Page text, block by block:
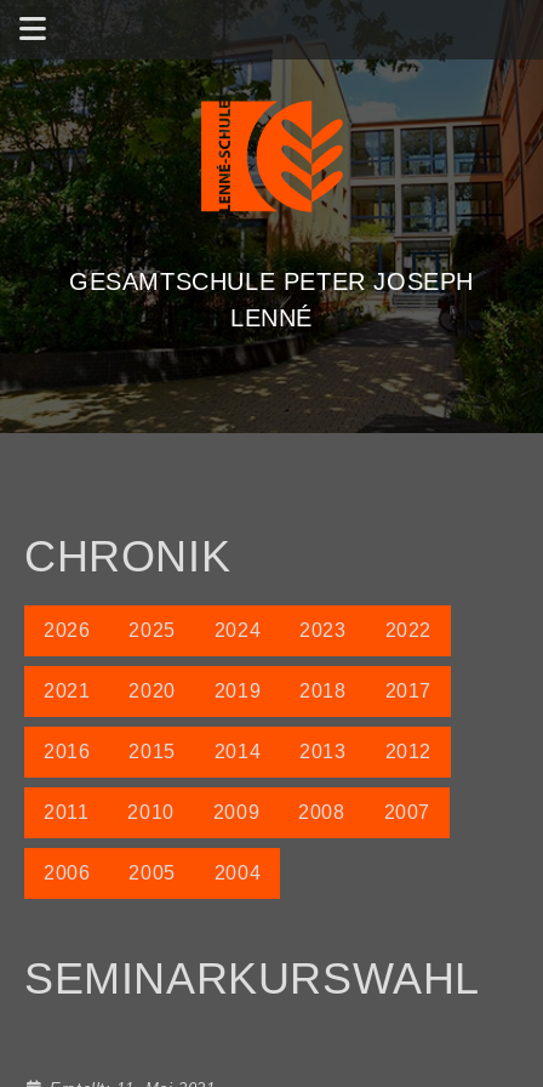
GESAMTSCHULE PETER JOSEPH
LENNÉ
CHRONIK
2026 2025 2024 2023 2022
2021 2020 2019 2018 2017
2016 2015 2014 2013 2012
2011 2010 2009 2008 2007
2006 2005 2004
SEMINARKURSWAHL